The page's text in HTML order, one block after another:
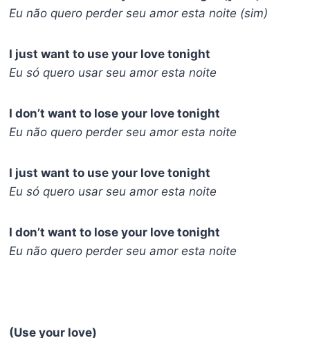
Eu não quero perder seu amor esta noite (sim)
I just want to use your love tonight
Eu só quero usar seu amor esta noite
I don’t want to lose your love tonight
Eu não quero perder seu amor esta noite
I just want to use your love tonight
Eu só quero usar seu amor esta noite
I don’t want to lose your love tonight
Eu não quero perder seu amor esta noite
(Use your love)